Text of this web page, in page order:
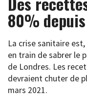
80%
La crise sanitaire
en train de sabrer le
de Londres. Les
devraient chuter de
mars 2021.